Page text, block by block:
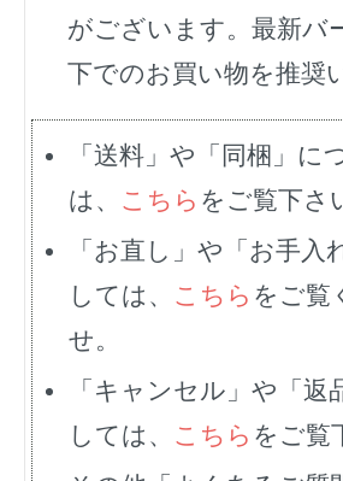
がございます。最新バ
下でのお買い物を推奨
「送料」や「同梱」に
は、 こちら をご覧下さ
「お直し」や「お手入
しては、 こちら をご覧
せ。
「キャンセル」や「返
しては、 こちら をご覧